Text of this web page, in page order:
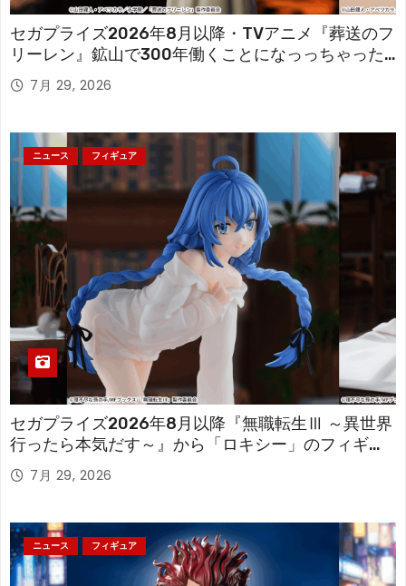
セガプライズ2026年8月以降・TVアニメ『葬送のフ
リーレン』鉱山で300年働くことになっっちゃった
「フリーレン」を立体化！
7月 29, 2026
ニュース フィギュア
セガプライズ2026年8月以降『無職転生Ⅲ ～異世界
行ったら本気だす～』から「ロキシー」のフィギュ
アが登場！
7月 29, 2026
ニュース フィギュア